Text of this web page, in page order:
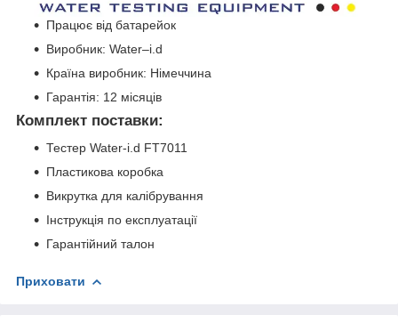
Працює від батарейок
Виробник: Water–i.d
Країна виробник: Німеччина
Гарантія: 12 місяців
Комплект поставки:
Тестер Water-i.d FT7011
Пластикова коробка
Викрутка для калібрування
Інструкція по експлуатації
Гарантійний талон
Приховати